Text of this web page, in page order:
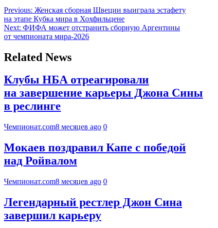
Previous: Женская сборная Швеции выиграла эстафету
на этапе Кубка мира в Хохфильцене
Next: ФИФА может отстранить сборную Аргентины
от чемпионата мира-2026
Related News
Клубы НБА отреагировали
на завершение карьеры Джона Сины
в реслинге
Чемпионат.com8 месяцев ago 0
Мокаев поздравил Капе с победой
над Ройвалом
Чемпионат.com8 месяцев ago 0
Легендарный рестлер Джон Сина
завершил карьеру